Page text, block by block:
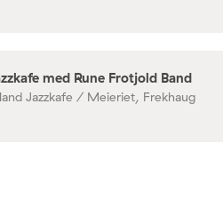
med Rune Frotjold Band
Jazzkafe / Meieriet, Frekhaug